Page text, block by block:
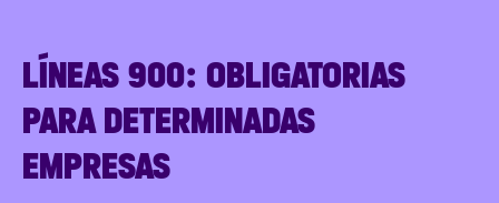
LÍNEAS 900: OBLIGATORIAS
PARA DETERMINADAS
EMPRESAS